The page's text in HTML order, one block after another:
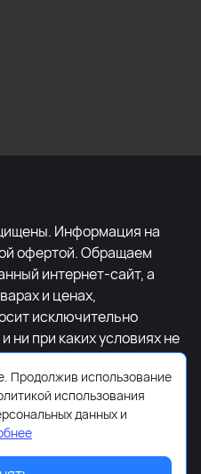
Информация на
офертой. Обращаем
интернет-сайт, а
и ценах,
исключительно
ни при каких условиях не
определяемой
кодекса
получения подробной
указанных
обращайтесь к
специальной формы
Продолжив использование
использования
данных и